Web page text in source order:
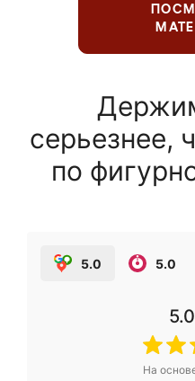
серьезнее,
по
5.0 5.0
5.0
На